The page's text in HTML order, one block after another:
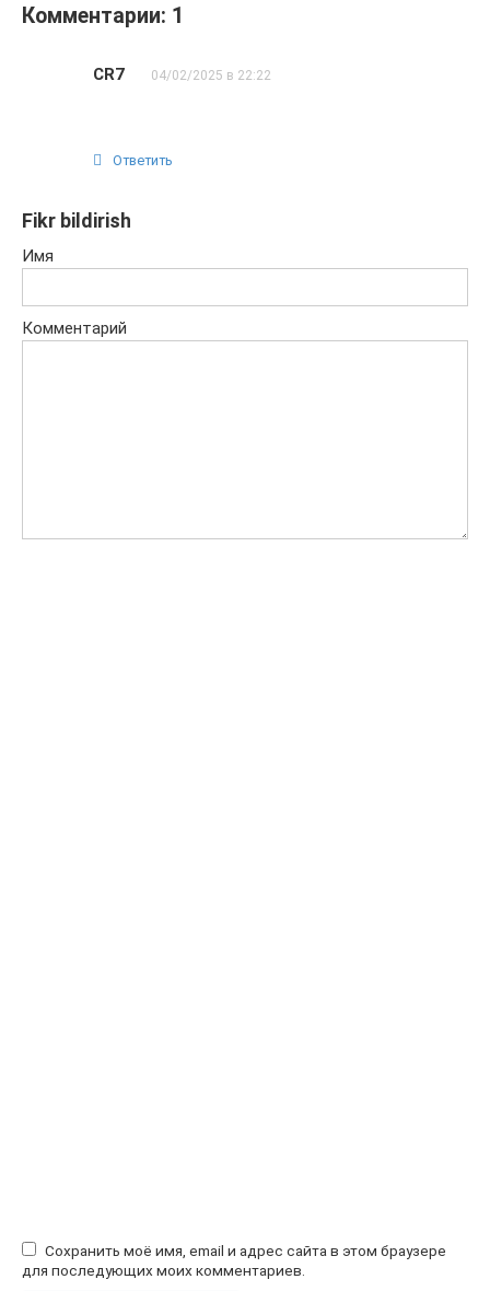
Комментарии: 1
CR7 04/02/2025 в 22:22
Ответить
Fikr bildirish
Имя
Комментарий
Сохранить моё имя, email и адрес сайта в этом браузере
для последующих моих комментариев.